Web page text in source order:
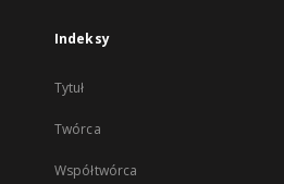
Indeksy
Tytuł
Twórca
Współtwórca